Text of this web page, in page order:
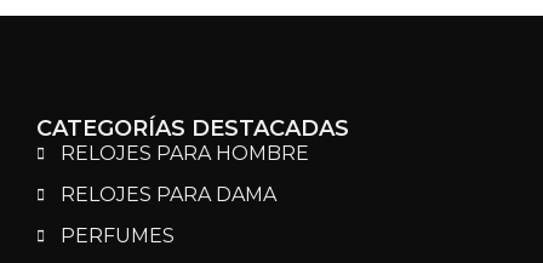
CATEGORÍAS DESTACADAS
RELOJES PARA HOMBRE
RELOJES PARA DAMA
PERFUMES